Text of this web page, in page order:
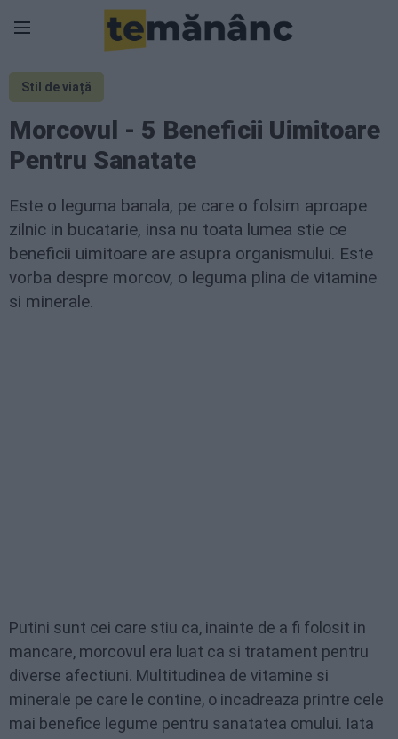
Stil de viață
Morcovul - 5 Beneficii Uimitoare
Pentru Sanatate
Este o leguma banala, pe care o folsim aproape
zilnic in bucatarie, insa nu toata lumea stie ce
beneficii uimitoare are asupra organismului. Este
vorba despre morcov, o leguma plina de vitamine
si minerale.
Putini sunt cei care stiu ca, inainte de a fi folosit in
mancare, morcovul era luat ca si tratament pentru
diverse afectiuni. Multitudinea de vitamine si
minerale pe care le contine, o incadreaza printre cele
mai benefice legume pentru sanatatea omului. Iata